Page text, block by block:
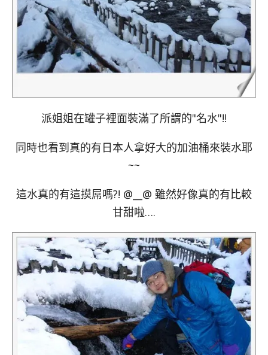
派姐姐在罐子裡面裝滿了所謂的"名水"!!
同時也看到真的有日本人拿好大的加油桶來裝水耶
~~
這水真的有這摸屌嗎?! @__@ 雖然好像真的有比較
甘甜啦….